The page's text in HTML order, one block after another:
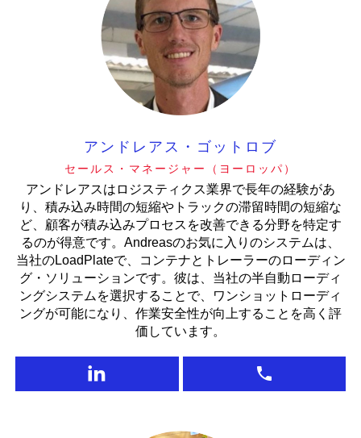
アンドレアス・ゴットロブ
セールス・マネージャー（ヨーロッパ）
アンドレアスはロジスティクス業界で長年の経験があ
り、積み込み時間の短縮やトラックの滞留時間の短縮な
ど、顧客が積み込みプロセスを改善できる分野を特定す
るのが得意です。Andreasのお気に入りのシステムは、
当社のLoadPlateで、コンテナとトレーラーのローディン
グ・ソリューションです。彼は、当社の半自動ローディ
ングシステムを選択することで、ワンショットローディ
ングが可能になり、作業安全性が向上することを高く評
価しています。